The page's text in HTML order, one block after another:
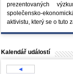
prezentovaných
společensko-
aktivistu, který se o tuto
Kalendář událostí
◄